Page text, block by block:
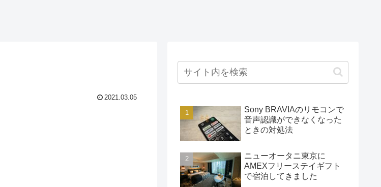
2021.03.05
Sony BRAVIAのリモコンで
音声認識ができなくなった
ときの対処法
ニューオータニ東京に
AMEXフリーステイギフト
で宿泊してきました